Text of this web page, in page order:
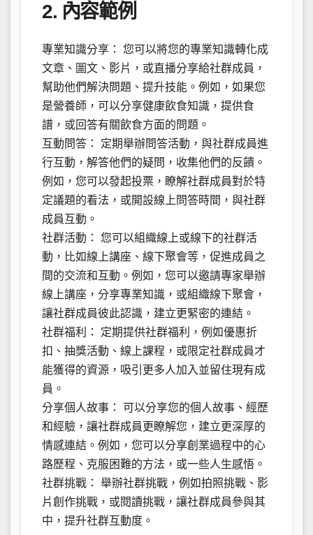
2. 內容範例
專業知識分享： 您可以將您的專業知識轉化成
文章、圖文、影片，或直播分享給社群成員，
幫助他們解決問題、提升技能。例如，如果您
是營養師，可以分享健康飲食知識，提供食
譜，或回答有關飲食方面的問題。
互動問答： 定期舉辦問答活動，與社群成員進
行互動，解答他們的疑問，收集他們的反饋。
例如，您可以發起投票，瞭解社群成員對於特
定議題的看法，或開設線上問答時間，與社群
成員互動。
社群活動： 您可以組織線上或線下的社群活
動，比如線上講座、線下聚會等，促進成員之
間的交流和互動。例如，您可以邀請專家舉辦
線上講座，分享專業知識，或組織線下聚會，
讓社群成員彼此認識，建立更緊密的連結。
社群福利： 定期提供社群福利，例如優惠折
扣、抽獎活動、線上課程，或限定社群成員才
能獲得的資源，吸引更多人加入並留住現有成
員。
分享個人故事： 可以分享您的個人故事、經歷
和經驗，讓社群成員更瞭解您，建立更深厚的
情感連結。例如，您可以分享創業過程中的心
路歷程、克服困難的方法，或一些人生感悟。
社群挑戰： 舉辦社群挑戰，例如拍照挑戰、影
片創作挑戰，或閱讀挑戰，讓社群成員參與其
中，提升社群互動度。